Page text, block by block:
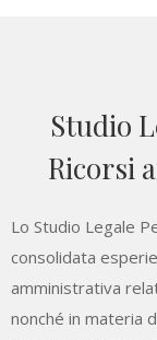
Studio
Ricorsi
Lo Studio Legale
consolidata
amministrativa
nonché in materia